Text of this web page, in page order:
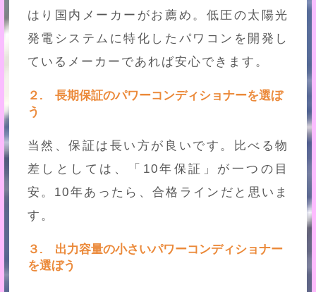
はり国内メーカーがお薦め。低圧の太陽光
発電システムに特化したパワコンを開発し
ているメーカーであれば安心できます。
２. 長期保証のパワーコンディショナーを選ぼ
う
当然、保証は長い方が良いです。比べる物
差しとしては、「10年保証」が一つの目
安。10年あったら、合格ラインだと思いま
す。
３. 出力容量の小さいパワーコンディショナー
を選ぼう